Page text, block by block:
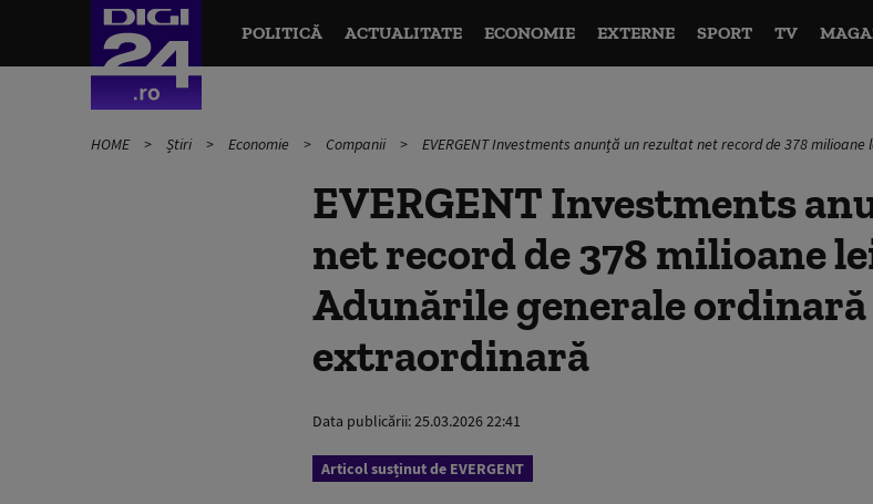
POLITICĂ ACTUALITATE ECONOMIE EXTERNE SPORT TV
HOME Știri Economie Companii EVERGENT Investments anunță un rezultat net record de 378
EVERGENT Investments
net record de 378 milioane
Adunările generale
extraordinară
Data publicării:25.03.2026 22:41
Articol susținut de EVERGENT